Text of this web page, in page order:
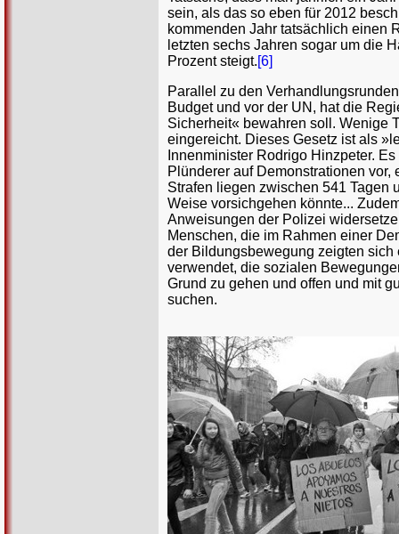
sein, als das so eben für 2012
kommenden Jahr tatsächlich einen
letzten sechs Jahren sogar um die
Prozent steigt.[6]
Parallel zu den
Budget und vor der UN, hat die
Sicherheit« bewahren soll. Wenige
eingereicht. Dieses Gesetz ist als
Innenminister Rodrigo Hinzpeter.
Plünderer auf Demonstrationen
Strafen liegen zwischen 541 Tagen
Weise vorsichgehen könnte...
Anweisungen der Polizei
Menschen, die im Rahmen einer
der Bildungsbewegung zeigten sich
verwendet, die sozialen
Grund zu gehen und offen und mit
suchen.